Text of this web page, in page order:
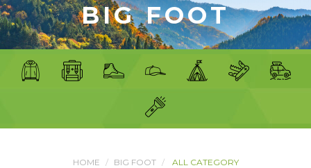
BIG FOOT
HOME BIG FOOT ALL CATEGORY